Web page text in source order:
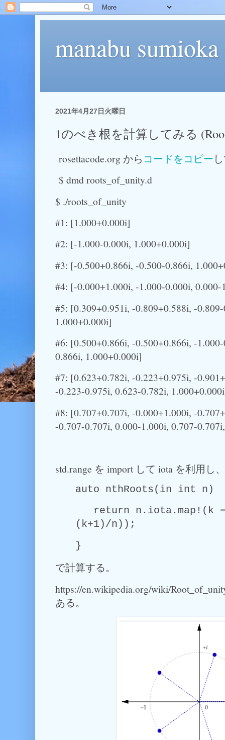
manabu sumioka
2021年4月27日火曜日
1のべき根を計算してみる
rosettacode.org から コードをコピー
$ dmd roots_of_unity.d
$ ./roots_of_unity
#1: [1.000+0.000i]
#2: [-1.000-0.000i, 1.000+0.000i]
#3: [-0.500+0.866i, -0.500-0.866i,
#4: [-0.000+1.000i, -1.000-0.000i,
#5: [0.309+0.951i, -0.809+0.588i, -
1.000+0.000i]
#6: [0.500+0.866i, -0.500+0.866i, -
0.866i, 1.000+0.000i]
#7: [0.623+0.782i, -0.223+0.975i, -
-0.223-0.975i, 0.623-0.782i,
#8: [0.707+0.707i, -0.000+1.000i, -
-0.707-0.707i, 0.000-1.000i, 0.707-
std.range を import して iota を利用し、
auto nthRoots(in int n)
return n.iota.map!(k
(k+1)/n));
}
で計算する。
https://en.wikipedia.org/wiki/
ある。